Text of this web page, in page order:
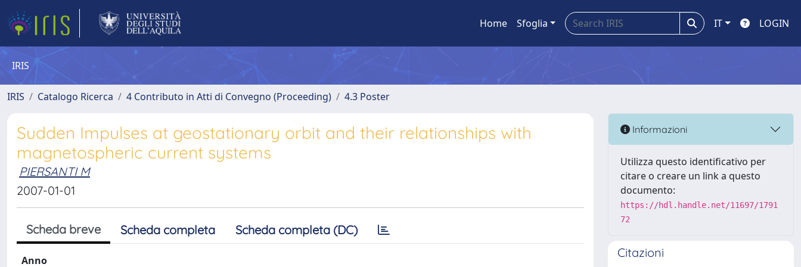
Home Sfoglia IT LOGIN
IRIS
IRIS Catalogo Ricerca 4 Contributo in Atti di Convegno (Proceeding) 4.3 Poster
Sudden Impulses at geostationary orbit and their relationships with
magnetospheric current systems
PIERSANTI M
2007-01-01
Scheda breve Scheda completa Scheda completa (DC)
Anno
Informazioni
Utilizza questo identificativo per
citare o creare un link a questo
documento:
https://hdl.handle.net/11697/1791
72
Citazioni